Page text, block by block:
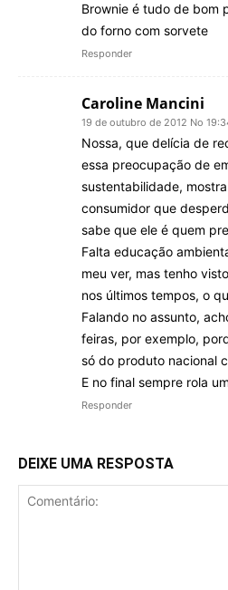
Brownie é tudo de bom
do forno com sorvete
Responder
Caroline Mancini
19 de outubro de 2012 No
Nossa, que delícia de
essa preocupação de
sustentabilidade,
consumidor que
sabe que ele é quem
Falta educação
meu ver, mas tenho
nos últimos tempos, o
Falando no assunto,
feiras, por exemplo,
só do produto nacional
E no final sempre rola
Responder
DEIXE UMA RESPOSTA